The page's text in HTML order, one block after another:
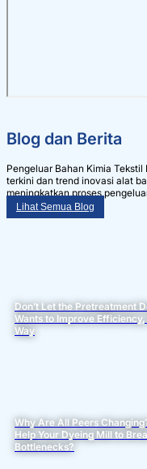
Blog dan Berita
Pengeluar Bahan Kimia
terkini dan trend inovasi alat
meningkatkan proses
Lihat Semua Blog
Don’t Let the Pretreatment
Wants to Improve
Way
Why Are All Peers
Help Your Dyeing Mill to
Bottlenecks?